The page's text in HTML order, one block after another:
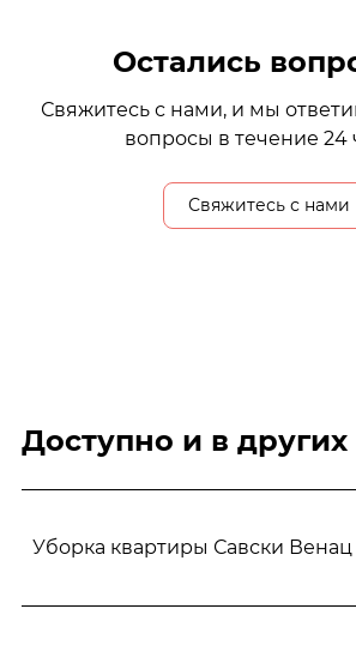
Остались
Свяжитесь с нами, и мы
вопросы в течение 24
Свяжитесь с нами
Доступно и в
Уборка квартиры Савски Венац